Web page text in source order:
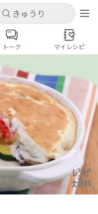
キャンセル
存できます
新規登録
キャンセル
コンテンツ
とうもろこし
ヤ
トーク マイレシピ